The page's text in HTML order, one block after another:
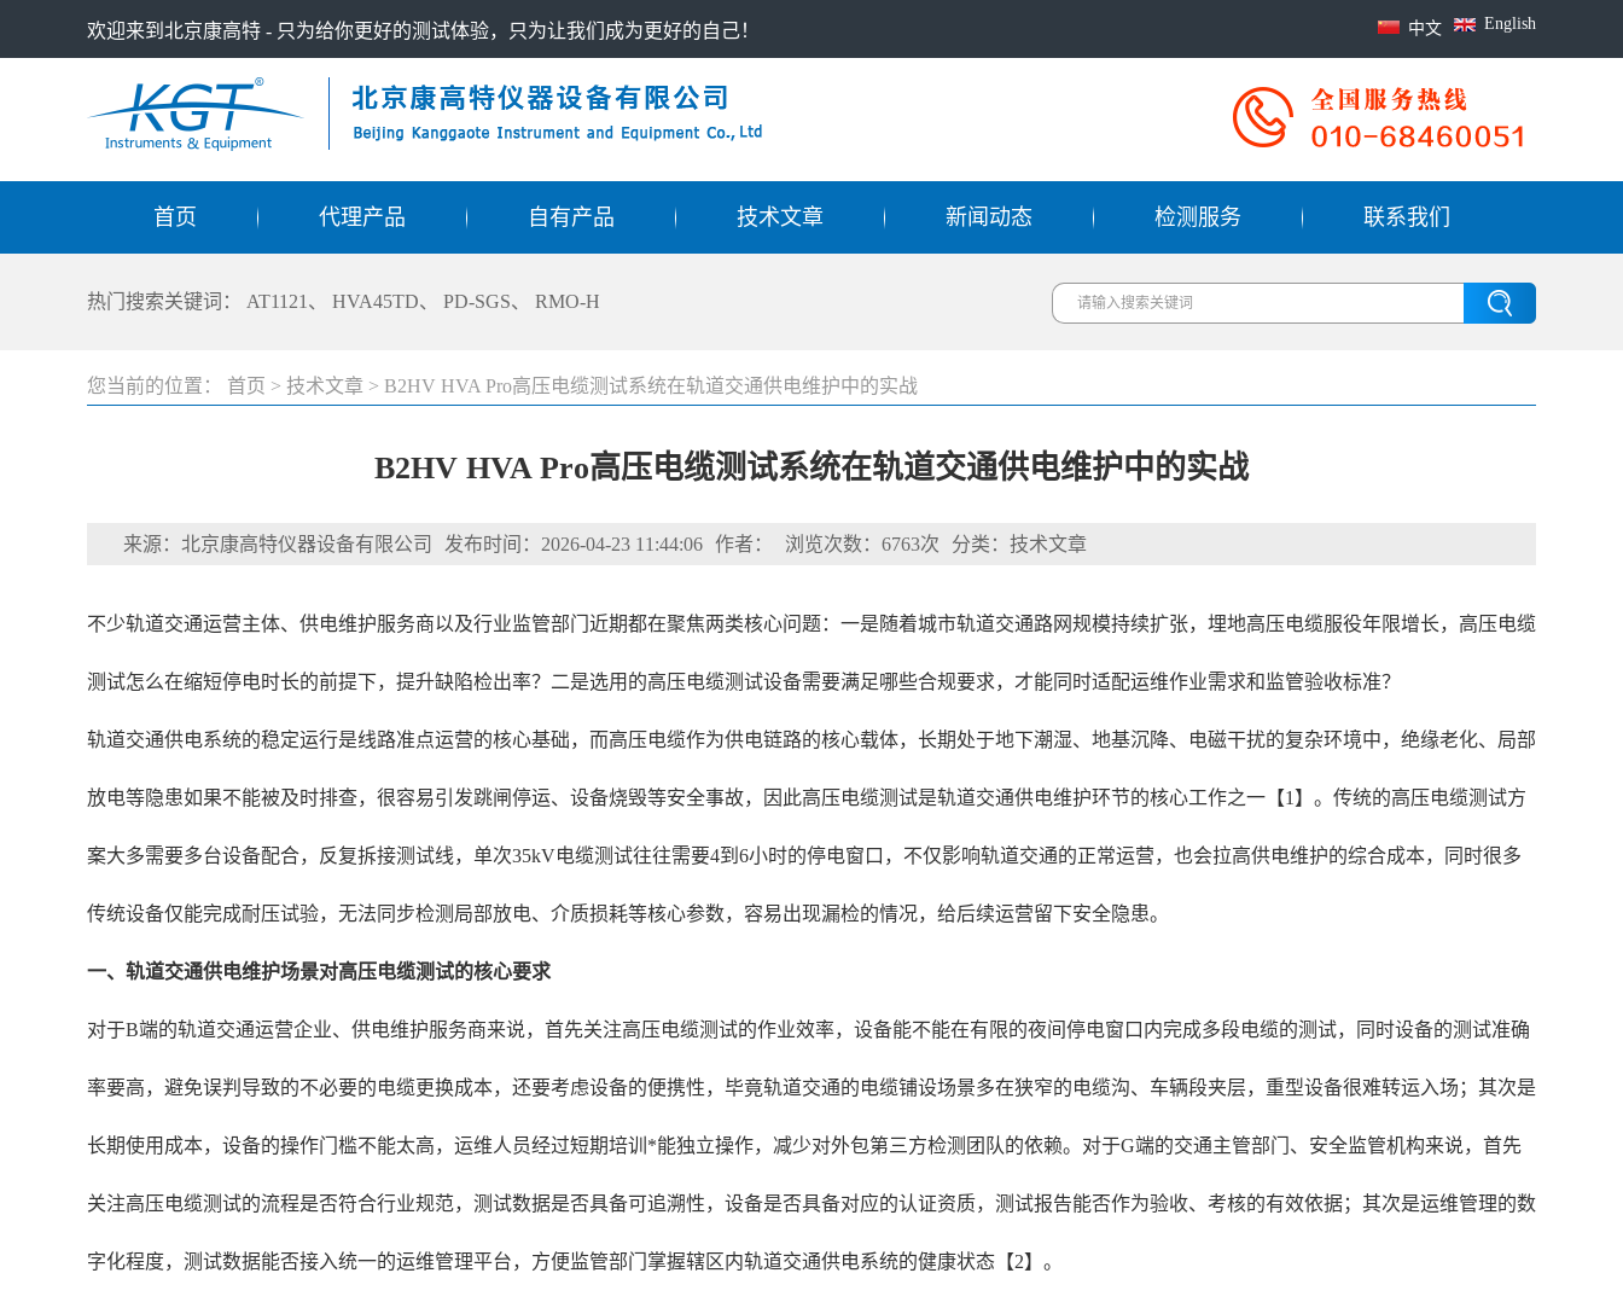
欢迎来到北京康高特 - 只为给你更好的测试体验，只为让我们成为更好的自己！ English
中文
首页 代理产品 自有产品 技术文章 新闻动态 检测服务 联系我们
热门搜索关键词： AT1121 、 HVA45TD、 PD-SGS、 RMO-H
您当前的位置： 首页 > 技术文章 > B2HV HVA Pro高压电缆测试系统在轨道交通供电维护中的实战
B2HV HVA Pro高压电缆测试系统在轨道交通供电维护中的实战
来源：北京康高特仪器设备有限公司 发布时间：2026-04-23 11:44:06 作者： 浏览次数：6763次 分类：技术文章
不少轨道交通运营主体、供电维护服务商以及行业监管部门近期都在聚焦两类核心问题：一是随着城市轨道交通路网规模持续扩张，埋地高压电缆服役年限增长，高压电缆
测试怎么在缩短停电时长的前提下，提升缺陷检出率？二是选用的高压电缆测试设备需要满足哪些合规要求，才能同时适配运维作业需求和监管验收标准？
轨道交通供电系统的稳定运行是线路准点运营的核心基础，而高压电缆作为供电链路的核心载体，长期处于地下潮湿、地基沉降、电磁干扰的复杂环境中，绝缘老化、局部
放电等隐患如果不能被及时排查，很容易引发跳闸停运、设备烧毁等安全事故，因此高压电缆测试是轨道交通供电维护环节的核心工作之一【1】。传统的高压电缆测试方
案大多需要多台设备配合，反复拆接测试线，单次35kV电缆测试往往需要4到6小时的停电窗口，不仅影响轨道交通的正常运营，也会拉高供电维护的综合成本，同时很多
传统设备仅能完成耐压试验，无法同步检测局部放电、介质损耗等核心参数，容易出现漏检的情况，给后续运营留下安全隐患。
一、轨道交通供电维护场景对高压电缆测试的核心要求
对于B端的轨道交通运营企业、供电维护服务商来说，首先关注高压电缆测试的作业效率，设备能不能在有限的夜间停电窗口内完成多段电缆的测试，同时设备的测试准确
率要高，避免误判导致的不必要的电缆更换成本，还要考虑设备的便携性，毕竟轨道交通的电缆铺设场景多在狭窄的电缆沟、车辆段夹层，重型设备很难转运入场；其次是
长期使用成本，设备的操作门槛不能太高，运维人员经过短期培训*能独立操作，减少对外包第三方检测团队的依赖。对于G端的交通主管部门、安全监管机构来说，首先
关注高压电缆测试的流程是否符合行业规范，测试数据是否具备可追溯性，设备是否具备对应的认证资质，测试报告能否作为验收、考核的有效依据；其次是运维管理的数
字化程度，测试数据能否接入统一的运维管理平台，方便监管部门掌握辖区内轨道交通供电系统的健康状态【2】。